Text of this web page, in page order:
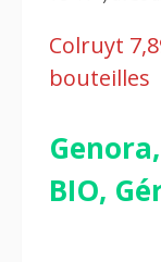
Colruyt
bouteilles
BIO,